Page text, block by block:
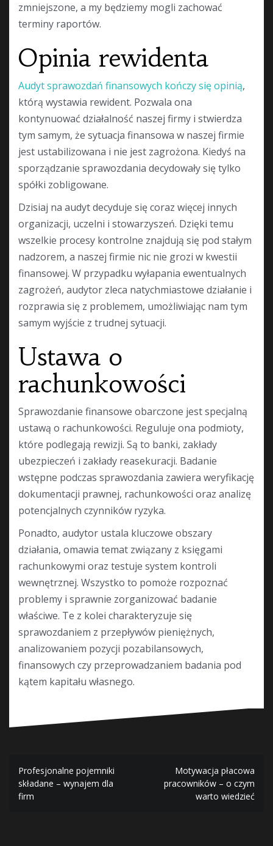
zmniejszone, a my będziemy mogli zachować
terminy raportów.
Opinia rewidenta
Audyt sprawozdań finansowych kończy się opinią,
którą wystawia rewident. Pozwala ona
kontynuować działalność naszej firmy i stwierdza
tym samym, że sytuacja finansowa w naszej firmie
jest ustabilizowana i nie jest zagrożona. Kiedyś na
sporządzanie sprawozdania decydowały się tylko
spółki zobligowane.
Dzisiaj na audyt decyduje się coraz więcej innych
organizacji, uczelni i stowarzyszeń. Dzięki temu
wszelkie procesy kontrolne znajdują się pod stałym
nadzorem, a naszej firmie nic nie grozi w kwestii
finansowej. W przypadku wyłapania ewentualnych
zagrożeń, audytor zleca natychmiastowe działanie i
rozprawia się z problemem, umożliwiając nam tym
samym wyjście z trudnej sytuacji.
Ustawa o
rachunkowości
Sprawozdanie finansowe obarczone jest specjalną
ustawą o rachunkowości. Reguluje ona podmioty,
które podlegają rewizji. Są to banki, zakłady
ubezpieczeń i zakłady reasekuracji. Badanie
wstępne podczas sprawozdania zawiera weryfikację
dokumentacji prawnej, rachunkowości oraz analizę
potencjalnych czynników ryzyka.
Ponadto, audytor ustala kluczowe obszary
działania, omawia temat związany z księgami
rachunkowymi oraz testuje system kontroli
wewnętrznej. Wszystko to pomoże rozpoznać
problemy i sprawnie zorganizować badanie
właściwe. Te z kolei charakteryzuje się
sprawozdaniem z przepływów pieniężnych,
analizowaniem pozycji pozabilansowych,
finansowych czy przeprowadzaniem badania pod
kątem kapitału własnego.
Nawigacja
wpisu
Profesjonalne pojemniki
składane – wynajem dla
firm
Motywacja płacowa
pracowników – o czym
warto wiedzieć